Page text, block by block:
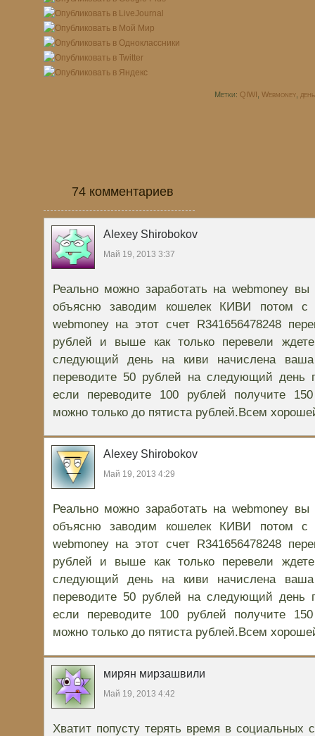
Метки: QIWI Webmoney,
74 комментариев
Alexey Shirobokov
Май 19, 2013 3:37
Реально можно заработать на webmoney вы
объясню заводим кошелек КИВИ потом с
webmoney на этот счет R341656478248
рублей и выше как только перевели
следующий день на киви начислена
переводите 50 рублей на следующий день
если переводите 100 рублей получите
можно только до пятиста рублей.Всем
Alexey Shirobokov
Май 19, 2013 4:29
Реально можно заработать на webmoney вы
объясню заводим кошелек КИВИ потом с
webmoney на этот счет R341656478248
рублей и выше как только перевели
следующий день на киви начислена
переводите 50 рублей на следующий день
если переводите 100 рублей получите
можно только до пятиста рублей.Всем
мирян мирзашвили
Май 19, 2013 4:42
Хватит попусту терять время в социальных